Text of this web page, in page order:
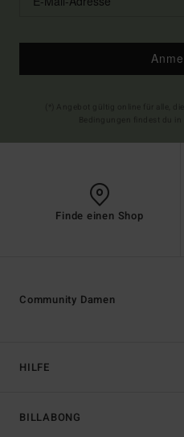
Finde einen Shop
HILFE
BILLABONG
Community Damen